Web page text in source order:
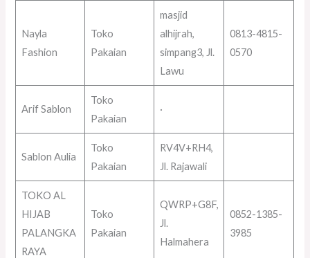
Nayla
Fashion
Toko
Pakaian
masjid
alhijrah,
simpang3, Jl.
Lawu
0813-4815-
0570
Arif Sablon
Toko
Pakaian
·
Sablon Aulia
Toko
Pakaian
RV4V+RH4,
Jl. Rajawali
TOKO AL
HIJAB
PALANGKA
RAYA
Toko
Pakaian
QWRP+G8F,
Jl.
Halmahera
0852-1385-
3985